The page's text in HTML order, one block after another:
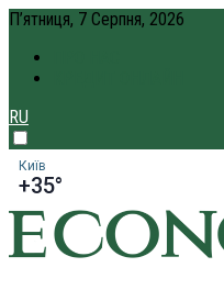
П’ятниця, 7 Серпня, 2026
RU
Київ
+35°